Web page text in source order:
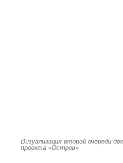
Визуализация второй очереди
проекта «Остров»